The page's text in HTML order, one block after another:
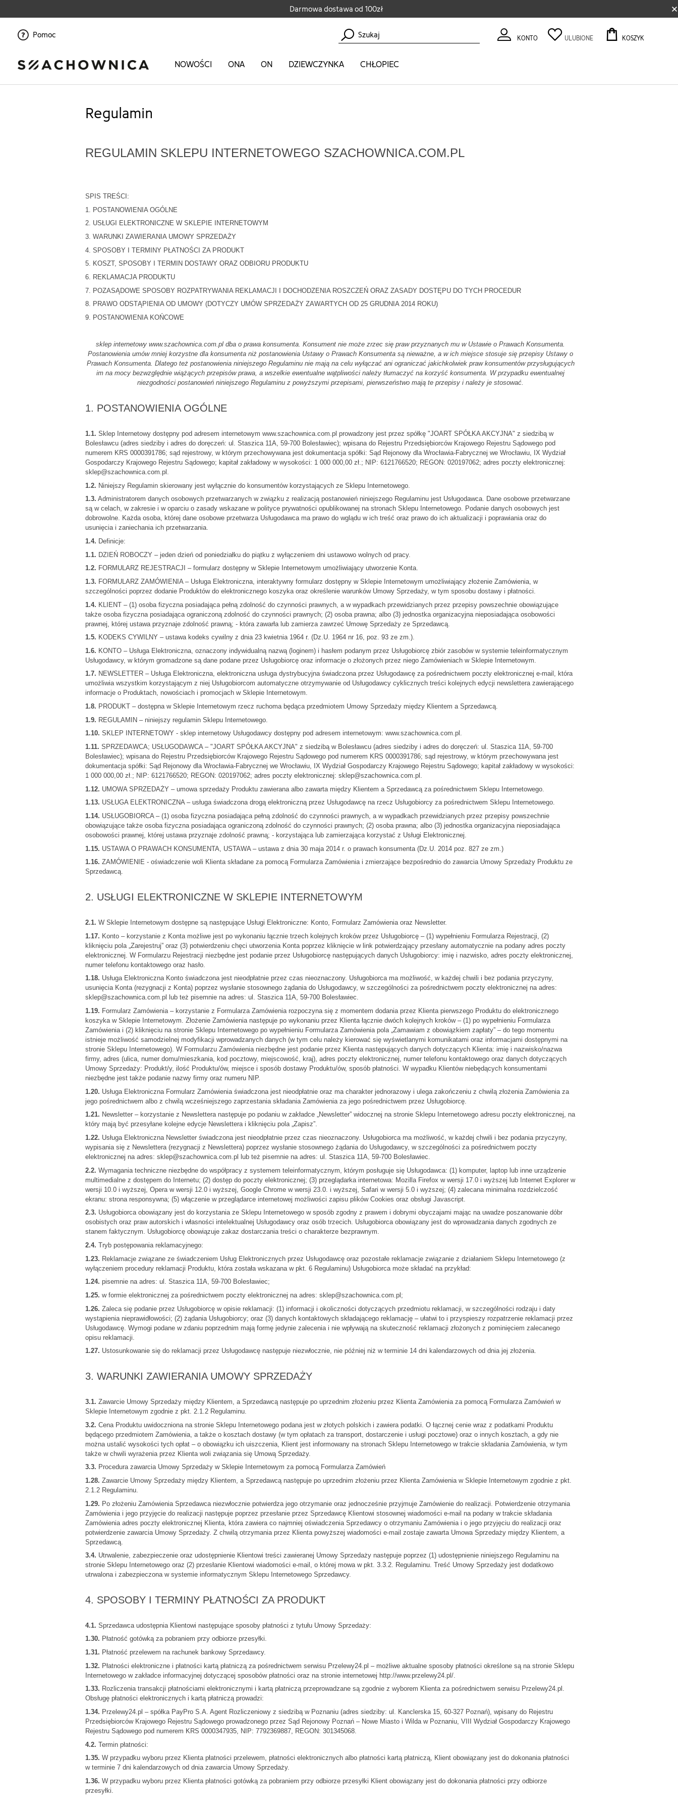
Darmowa dostawa od 100zł ×
Pomoc KONTO ULUBIONE KOSZYK
NOWOŚCI ONA ON DZIEWCZYNKA CHŁOPIEC
Regulamin
REGULAMIN SKLEPU INTERNETOWEGO SZACHOWNICA.COM.PL
SPIS TREŚCI:
1. POSTANOWIENIA OGÓLNE
2. USŁUGI ELEKTRONICZNE W SKLEPIE INTERNETOWYM
3. WARUNKI ZAWIERANIA UMOWY SPRZEDAŻY
4. SPOSOBY I TERMINY PŁATNOŚCI ZA PRODUKT
5. KOSZT, SPOSOBY I TERMIN DOSTAWY ORAZ ODBIORU PRODUKTU
6. REKLAMACJA PRODUKTU
7. POZASĄDOWE SPOSOBY ROZPATRYWANIA REKLAMACJI I DOCHODZENIA ROSZCZEŃ ORAZ ZASADY DOSTĘPU DO TYCH PROCEDUR
8. PRAWO ODSTĄPIENIA OD UMOWY (DOTYCZY UMÓW SPRZEDAŻY ZAWARTYCH OD 25 GRUDNIA 2014 ROKU)
9. POSTANOWIENIA KOŃCOWE
sklep internetowy www.szachownica.com.pl dba o prawa konsumenta. Konsument nie może zrzec się praw przyznanych mu w Ustawie o Prawach Konsumenta.
Postanowienia umów mniej korzystne dla konsumenta niż postanowienia Ustawy o Prawach Konsumenta są nieważne, a w ich miejsce stosuje się przepisy Ustawy o
Prawach Konsumenta. Dlatego też postanowienia niniejszego Regulaminu nie mają na celu wyłączać ani ograniczać jakichkolwiek praw konsumentów przysługujących
im na mocy bezwzględnie wiążących przepisów prawa, a wszelkie ewentualne wątpliwości należy tłumaczyć na korzyść konsumenta. W przypadku ewentualnej
niezgodności postanowień niniejszego Regulaminu z powyższymi przepisami, pierwszeństwo mają te przepisy i należy je stosować.
1. POSTANOWIENIA OGÓLNE
1.1. Sklep Internetowy dostępny pod adresem internetowym www.szachownica.com.pl prowadzony jest przez spółkę "JOART SPÓŁKA AKCYJNA" z siedzibą w
Bolesławcu (adres siedziby i adres do doręczeń: ul. Staszica 11A, 59-700 Bolesławiec); wpisana do Rejestru Przedsiębiorców Krajowego Rejestru Sądowego pod
numerem KRS 0000391786; sąd rejestrowy, w którym przechowywana jest dokumentacja spółki: Sąd Rejonowy dla Wrocławia-Fabrycznej we Wrocławiu, IX Wydział
Gospodarczy Krajowego Rejestru Sądowego; kapitał zakładowy w wysokości: 1 000 000,00 zł.; NIP: 6121766520; REGON: 020197062; adres poczty elektronicznej:
sklep@szachownica.com.pl.
1.2. Niniejszy Regulamin skierowany jest wyłącznie do konsumentów korzystających ze Sklepu Internetowego.
1.3. Administratorem danych osobowych przetwarzanych w związku z realizacją postanowień niniejszego Regulaminu jest Usługodawca. Dane osobowe przetwarzane
są w celach, w zakresie i w oparciu o zasady wskazane w polityce prywatności opublikowanej na stronach Sklepu Internetowego. Podanie danych osobowych jest
dobrowolne. Każda osoba, której dane osobowe przetwarza Usługodawca ma prawo do wglądu w ich treść oraz prawo do ich aktualizacji i poprawiania oraz do
usunięcia i zaniechania ich przetwarzania.
1.4. Definicje:
1.1. DZIEŃ ROBOCZY – jeden dzień od poniedziałku do piątku z wyłączeniem dni ustawowo wolnych od pracy.
1.2. FORMULARZ REJESTRACJI – formularz dostępny w Sklepie Internetowym umożliwiający utworzenie Konta.
1.3. FORMULARZ ZAMÓWIENIA – Usługa Elektroniczna, interaktywny formularz dostępny w Sklepie Internetowym umożliwiający złożenie Zamówienia, w
szczególności poprzez dodanie Produktów do elektronicznego koszyka oraz określenie warunków Umowy Sprzedaży, w tym sposobu dostawy i płatności.
1.4. KLIENT – (1) osoba fizyczna posiadająca pełną zdolność do czynności prawnych, a w wypadkach przewidzianych przez przepisy powszechnie obowiązujące
także osoba fizyczna posiadająca ograniczoną zdolność do czynności prawnych; (2) osoba prawna; albo (3) jednostka organizacyjna nieposiadająca osobowości
prawnej, której ustawa przyznaje zdolność prawną; - która zawarła lub zamierza zawrzeć Umowę Sprzedaży ze Sprzedawcą.
1.5. KODEKS CYWILNY – ustawa kodeks cywilny z dnia 23 kwietnia 1964 r. (Dz.U. 1964 nr 16, poz. 93 ze zm.).
1.6. KONTO – Usługa Elektroniczna, oznaczony indywidualną nazwą (loginem) i hasłem podanym przez Usługobiorcę zbiór zasobów w systemie teleinformatycznym
Usługodawcy, w którym gromadzone są dane podane przez Usługobiorcę oraz informacje o złożonych przez niego Zamówieniach w Sklepie Internetowym.
1.7. NEWSLETTER – Usługa Elektroniczna, elektroniczna usługa dystrybucyjna świadczona przez Usługodawcę za pośrednictwem poczty elektronicznej e-mail, która
umożliwia wszystkim korzystającym z niej Usługobiorcom automatyczne otrzymywanie od Usługodawcy cyklicznych treści kolejnych edycji newslettera zawierającego
informacje o Produktach, nowościach i promocjach w Sklepie Internetowym.
1.8. PRODUKT – dostępna w Sklepie Internetowym rzecz ruchoma będąca przedmiotem Umowy Sprzedaży między Klientem a Sprzedawcą.
1.9. REGULAMIN – niniejszy regulamin Sklepu Internetowego.
1.10. SKLEP INTERNETOWY - sklep internetowy Usługodawcy dostępny pod adresem internetowym: www.szachownica.com.pl.
1.11. SPRZEDAWCA; USŁUGODAWCA – "JOART SPÓŁKA AKCYJNA" z siedzibą w Bolesławcu (adres siedziby i adres do doręczeń: ul. Staszica 11A, 59-700
Bolesławiec); wpisana do Rejestru Przedsiębiorców Krajowego Rejestru Sądowego pod numerem KRS 0000391786; sąd rejestrowy, w którym przechowywana jest
dokumentacja spółki: Sąd Rejonowy dla Wrocławia-Fabrycznej we Wrocławiu, IX Wydział Gospodarczy Krajowego Rejestru Sądowego; kapitał zakładowy w wysokości:
1 000 000,00 zł.; NIP: 6121766520; REGON: 020197062; adres poczty elektronicznej: sklep@szachownica.com.pl.
1.12. UMOWA SPRZEDAŻY – umowa sprzedaży Produktu zawierana albo zawarta między Klientem a Sprzedawcą za pośrednictwem Sklepu Internetowego.
1.13. USŁUGA ELEKTRONICZNA – usługa świadczona drogą elektroniczną przez Usługodawcę na rzecz Usługobiorcy za pośrednictwem Sklepu Internetowego.
1.14. USŁUGOBIORCA – (1) osoba fizyczna posiadająca pełną zdolność do czynności prawnych, a w wypadkach przewidzianych przez przepisy powszechnie
obowiązujące także osoba fizyczna posiadająca ograniczoną zdolność do czynności prawnych; (2) osoba prawna; albo (3) jednostka organizacyjna nieposiadająca
osobowości prawnej, której ustawa przyznaje zdolność prawną; - korzystająca lub zamierzająca korzystać z Usługi Elektronicznej.
1.15. USTAWA O PRAWACH KONSUMENTA, USTAWA – ustawa z dnia 30 maja 2014 r. o prawach konsumenta (Dz.U. 2014 poz. 827 ze zm.)
1.16. ZAMÓWIENIE - oświadczenie woli Klienta składane za pomocą Formularza Zamówienia i zmierzające bezpośrednio do zawarcia Umowy Sprzedaży Produktu ze
Sprzedawcą.
2. USŁUGI ELEKTRONICZNE W SKLEPIE INTERNETOWYM
2.1. W Sklepie Internetowym dostępne są następujące Usługi Elektroniczne: Konto, Formularz Zamówienia oraz Newsletter.
1.17. Konto – korzystanie z Konta możliwe jest po wykonaniu łącznie trzech kolejnych kroków przez Usługobiorcę – (1) wypełnieniu Formularza Rejestracji, (2)
kliknięciu pola „Zarejestruj” oraz (3) potwierdzeniu chęci utworzenia Konta poprzez kliknięcie w link potwierdzający przesłany automatycznie na podany adres poczty
elektronicznej. W Formularzu Rejestracji niezbędne jest podanie przez Usługobiorcę następujących danych Usługobiorcy: imię i nazwisko, adres poczty elektronicznej,
numer telefonu kontaktowego oraz hasło.
1.18. Usługa Elektroniczna Konto świadczona jest nieodpłatnie przez czas nieoznaczony. Usługobiorca ma możliwość, w każdej chwili i bez podania przyczyny,
usunięcia Konta (rezygnacji z Konta) poprzez wysłanie stosownego żądania do Usługodawcy, w szczególności za pośrednictwem poczty elektronicznej na adres:
sklep@szachownica.com.pl lub też pisemnie na adres: ul. Staszica 11A, 59-700 Bolesławiec.
1.19. Formularz Zamówienia – korzystanie z Formularza Zamówienia rozpoczyna się z momentem dodania przez Klienta pierwszego Produktu do elektronicznego
koszyka w Sklepie Internetowym. Złożenie Zamówienia następuje po wykonaniu przez Klienta łącznie dwóch kolejnych kroków – (1) po wypełnieniu Formularza
Zamówienia i (2) kliknięciu na stronie Sklepu Internetowego po wypełnieniu Formularza Zamówienia pola „Zamawiam z obowiązkiem zapłaty” – do tego momentu
istnieje możliwość samodzielnej modyfikacji wprowadzanych danych (w tym celu należy kierować się wyświetlanymi komunikatami oraz informacjami dostępnymi na
stronie Sklepu Internetowego). W Formularzu Zamówienia niezbędne jest podanie przez Klienta następujących danych dotyczących Klienta: imię i nazwisko/nazwa
firmy, adres (ulica, numer domu/mieszkania, kod pocztowy, miejscowość, kraj), adres poczty elektronicznej, numer telefonu kontaktowego oraz danych dotyczących
Umowy Sprzedaży: Produkt/y, ilość Produktu/ów, miejsce i sposób dostawy Produktu/ów, sposób płatności. W wypadku Klientów niebędących konsumentami
niezbędne jest także podanie nazwy firmy oraz numeru NIP.
1.20. Usługa Elektroniczna Formularz Zamówienia świadczona jest nieodpłatnie oraz ma charakter jednorazowy i ulega zakończeniu z chwilą złożenia Zamówienia za
jego pośrednictwem albo z chwilą wcześniejszego zaprzestania składania Zamówienia za jego pośrednictwem przez Usługobiorcę.
1.21. Newsletter – korzystanie z Newslettera następuje po podaniu w zakładce „Newsletter” widocznej na stronie Sklepu Internetowego adresu poczty elektronicznej, na
który mają być przesyłane kolejne edycje Newslettera i kliknięciu pola „Zapisz”.
1.22. Usługa Elektroniczna Newsletter świadczona jest nieodpłatnie przez czas nieoznaczony. Usługobiorca ma możliwość, w każdej chwili i bez podania przyczyny,
wypisania się z Newslettera (rezygnacji z Newslettera) poprzez wysłanie stosownego żądania do Usługodawcy, w szczególności za pośrednictwem poczty
elektronicznej na adres: sklep@szachownica.com.pl lub też pisemnie na adres: ul. Staszica 11A, 59-700 Bolesławiec.
2.2. Wymagania techniczne niezbędne do współpracy z systemem teleinformatycznym, którym posługuje się Usługodawca: (1) komputer, laptop lub inne urządzenie
multimedialne z dostępem do Internetu; (2) dostęp do poczty elektronicznej; (3) przeglądarka internetowa: Mozilla Firefox w wersji 17.0 i wyższej lub Internet Explorer w
wersji 10.0 i wyższej, Opera w wersji 12.0 i wyższej, Google Chrome w wersji 23.0. i wyższej, Safari w wersji 5.0 i wyższej; (4) zalecana minimalna rozdzielczość
ekranu: strona responsywna; (5) włączenie w przeglądarce internetowej możliwości zapisu plików Cookies oraz obsługi Javascript.
2.3. Usługobiorca obowiązany jest do korzystania ze Sklepu Internetowego w sposób zgodny z prawem i dobrymi obyczajami mając na uwadze poszanowanie dóbr
osobistych oraz praw autorskich i własności intelektualnej Usługodawcy oraz osób trzecich. Usługobiorca obowiązany jest do wprowadzania danych zgodnych ze
stanem faktycznym. Usługobiorcę obowiązuje zakaz dostarczania treści o charakterze bezprawnym.
2.4. Tryb postępowania reklamacyjnego:
1.23. Reklamacje związane ze świadczeniem Usług Elektronicznych przez Usługodawcę oraz pozostałe reklamacje związanie z działaniem Sklepu Internetowego (z
wyłączeniem procedury reklamacji Produktu, która została wskazana w pkt. 6 Regulaminu) Usługobiorca może składać na przykład:
1.24. pisemnie na adres: ul. Staszica 11A, 59-700 Bolesławiec;
1.25. w formie elektronicznej za pośrednictwem poczty elektronicznej na adres: sklep@szachownica.com.pl;
1.26. Zaleca się podanie przez Usługobiorcę w opisie reklamacji: (1) informacji i okoliczności dotyczących przedmiotu reklamacji, w szczególności rodzaju i daty
wystąpienia nieprawidłowości; (2) żądania Usługobiorcy; oraz (3) danych kontaktowych składającego reklamację – ułatwi to i przyspieszy rozpatrzenie reklamacji przez
Usługodawcę. Wymogi podane w zdaniu poprzednim mają formę jedynie zalecenia i nie wpływają na skuteczność reklamacji złożonych z pominięciem zalecanego
opisu reklamacji.
1.27. Ustosunkowanie się do reklamacji przez Usługodawcę następuje niezwłocznie, nie później niż w terminie 14 dni kalendarzowych od dnia jej złożenia.
3. WARUNKI ZAWIERANIA UMOWY SPRZEDAŻY
3.1. Zawarcie Umowy Sprzedaży między Klientem, a Sprzedawcą następuje po uprzednim złożeniu przez Klienta Zamówienia za pomocą Formularza Zamówień w
Sklepie Internetowym zgodnie z pkt. 2.1.2 Regulaminu.
3.2. Cena Produktu uwidoczniona na stronie Sklepu Internetowego podana jest w złotych polskich i zawiera podatki. O łącznej cenie wraz z podatkami Produktu
będącego przedmiotem Zamówienia, a także o kosztach dostawy (w tym opłatach za transport, dostarczenie i usługi pocztowe) oraz o innych kosztach, a gdy nie
można ustalić wysokości tych opłat – o obowiązku ich uiszczenia, Klient jest informowany na stronach Sklepu Internetowego w trakcie składania Zamówienia, w tym
także w chwili wyrażenia przez Klienta woli związania się Umową Sprzedaży.
3.3. Procedura zawarcia Umowy Sprzedaży w Sklepie Internetowym za pomocą Formularza Zamówień
1.28. Zawarcie Umowy Sprzedaży między Klientem, a Sprzedawcą następuje po uprzednim złożeniu przez Klienta Zamówienia w Sklepie Internetowym zgodnie z pkt.
2.1.2 Regulaminu.
1.29. Po złożeniu Zamówienia Sprzedawca niezwłocznie potwierdza jego otrzymanie oraz jednocześnie przyjmuje Zamówienie do realizacji. Potwierdzenie otrzymania
Zamówienia i jego przyjęcie do realizacji następuje poprzez przesłanie przez Sprzedawcę Klientowi stosownej wiadomości e-mail na podany w trakcie składania
Zamówienia adres poczty elektronicznej Klienta, która zawiera co najmniej oświadczenia Sprzedawcy o otrzymaniu Zamówienia i o jego przyjęciu do realizacji oraz
potwierdzenie zawarcia Umowy Sprzedaży. Z chwilą otrzymania przez Klienta powyższej wiadomości e-mail zostaje zawarta Umowa Sprzedaży między Klientem, a
Sprzedawcą.
3.4. Utrwalenie, zabezpieczenie oraz udostępnienie Klientowi treści zawieranej Umowy Sprzedaży następuje poprzez (1) udostępnienie niniejszego Regulaminu na
stronie Sklepu Internetowego oraz (2) przesłanie Klientowi wiadomości e-mail, o której mowa w pkt. 3.3.2. Regulaminu. Treść Umowy Sprzedaży jest dodatkowo
utrwalona i zabezpieczona w systemie informatycznym Sklepu Internetowego Sprzedawcy.
4. SPOSOBY I TERMINY PŁATNOŚCI ZA PRODUKT
4.1. Sprzedawca udostępnia Klientowi następujące sposoby płatności z tytułu Umowy Sprzedaży:
1.30. Płatność gotówką za pobraniem przy odbiorze przesyłki.
1.31. Płatność przelewem na rachunek bankowy Sprzedawcy.
1.32. Płatności elektroniczne i płatności kartą płatniczą za pośrednictwem serwisu Przelewy24.pl – możliwe aktualne sposoby płatności określone są na stronie Sklepu
Internetowego w zakładce informacyjnej dotyczącej sposobów płatności oraz na stronie internetowej http://www.przelewy24.pl/.
1.33. Rozliczenia transakcji płatnościami elektronicznymi i kartą płatniczą przeprowadzane są zgodnie z wyborem Klienta za pośrednictwem serwisu Przelewy24.pl.
Obsługę płatności elektronicznych i kartą płatniczą prowadzi:
1.34. Przelewy24.pl – spółka PayPro S.A. Agent Rozliczeniowy z siedzibą w Poznaniu (adres siedziby: ul. Kanclerska 15, 60-327 Poznań), wpisany do Rejestru
Przedsiębiorców Krajowego Rejestru Sądowego prowadzonego przez Sąd Rejonowy Poznań – Nowe Miasto i Wilda w Poznaniu, VIII Wydział Gospodarczy Krajowego
Rejestru Sądowego pod numerem KRS 0000347935, NIP: 7792369887, REGON: 301345068.
4.2. Termin płatności:
1.35. W przypadku wyboru przez Klienta płatności przelewem, płatności elektronicznych albo płatności kartą płatniczą, Klient obowiązany jest do dokonania płatności
w terminie 7 dni kalendarzowych od dnia zawarcia Umowy Sprzedaży.
1.36. W przypadku wyboru przez Klienta płatności gotówką za pobraniem przy odbiorze przesyłki Klient obowiązany jest do dokonania płatności przy odbiorze
przesyłki.